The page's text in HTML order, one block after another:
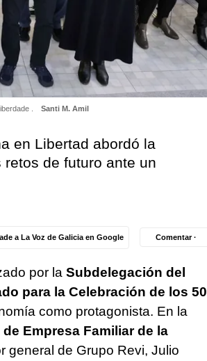
. Santi M. Amil
en Libertad abordó la
de futuro ante un
a La Voz de Galicia en Google Comentar ·
por la Subdelegación del
para la Celebración de los 50
como protagonista. En la
Empresa Familiar de la
general de Grupo Revi, Julio